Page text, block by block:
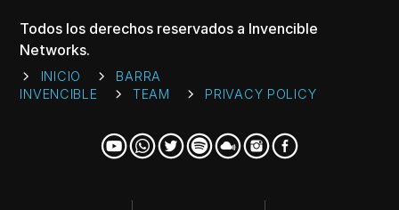
Todos los derechos reservados a Invencible
Networks.
INICIO
BARRA
INVENCIBLE
TEAM PRIVACY POLICY